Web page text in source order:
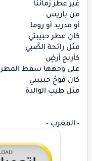
غير عطر زماننا
من باريس
أو مدريد أو روما
كان عطر حبيبتي
مثل رائحة الصَّبي
كأريج أرضٍ
على وجهها سقط المطر
كان فوحُ حبيبتي
مثل طيبِ الوالدة
- المغرب -